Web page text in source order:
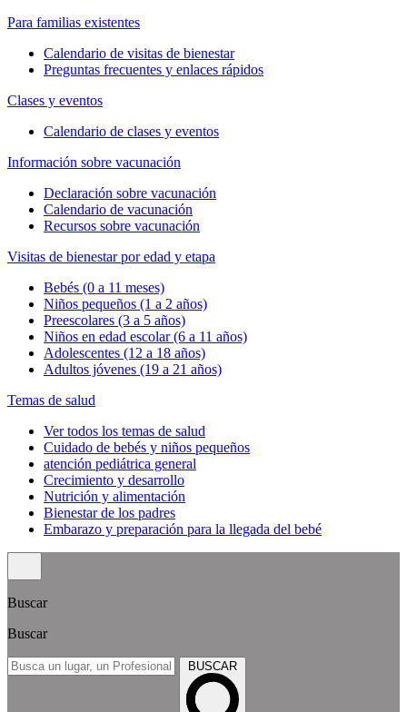
Para familias existentes
Calendario de visitas de bienestar
Preguntas frecuentes y enlaces rápidos
Clases y eventos
Calendario de clases y eventos
Información sobre vacunación
Declaración sobre vacunación
Calendario de vacunación
Recursos sobre vacunación
Visitas de bienestar por edad y etapa
Bebés (0 a 11 meses)
Niños pequeños (1 a 2 años)
Preescolares (3 a 5 años)
Niños en edad escolar (6 a 11 años)
Adolescentes (12 a 18 años)
Adultos jóvenes (19 a 21 años)
Temas de salud
Ver todos los temas de salud
Cuidado de bebés y niños pequeños
atención pediátrica general
Crecimiento y desarrollo
Nutrición y alimentación
Bienestar de los padres
Embarazo y preparación para la llegada del bebé
Buscar
Buscar
BUSCAR